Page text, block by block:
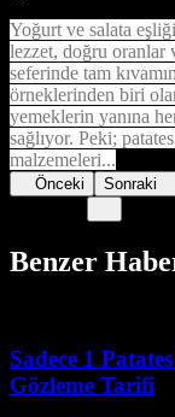
Yoğurt ve salata
lezzet, doğru oranlar
seferinde tam
örneklerinden biri
yemeklerin yanına
sağlıyor. Peki;
malzemeleri...
Önceki Sonraki
Benzer
Sadece 1
Gözleme Tarifi